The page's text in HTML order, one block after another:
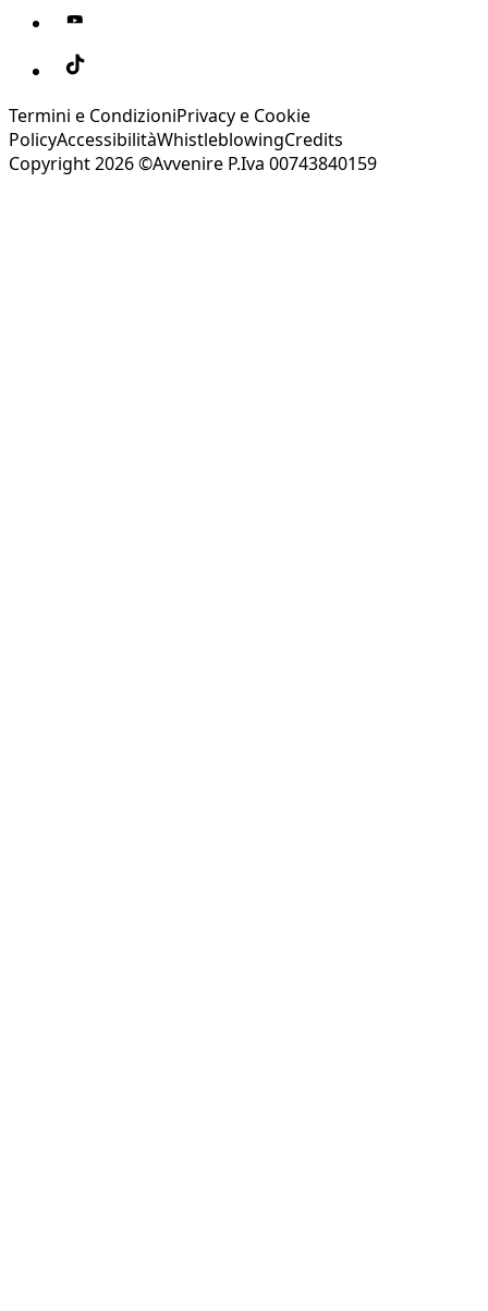
Termini e CondizioniPrivacy e Cookie
PolicyAccessibilitàWhistleblowingCredits
Copyright 2026 ©Avvenire P.Iva 00743840159